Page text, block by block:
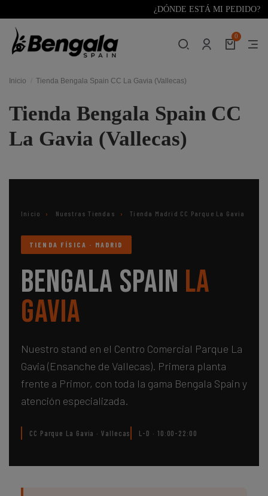
¿DÓNDE ESTÁ MI PEDIDO?
0
Inicio Tienda Bengala Spain CC La Gavia (Vallecas)
Tienda Bengala Spain CC
La Gavia (Vallecas)
Inicio › Nuestras Tiendas › Tienda Madrid CC Parque La Gavia
TIENDA FÍSICA · MADRID
Bengala Spain La
Gavia
Nuestro stand en el Centro Comercial Parque La
Gavia (Ensanche de Vallecas). Primera planta
frente a Primor, con toda la gama Bengala Spain y
atención especializada.
CC Parque La Gavia · Vallecas L-D · 10:00-22:00